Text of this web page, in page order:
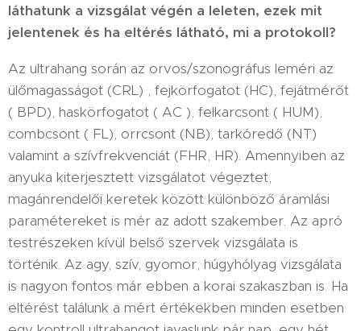
láthatunk a vizsgálat végén a leleten, ezek mit
jelentenek és ha eltérés látható, mi a protokoll?
Az ultrahang során az orvos/szonográfus leméri az
ülőmagasságot (CRL) , fejkörfogatot (HC), fejátmérőt
( BPD), haskörfogatot ( AC ), felkarcsont ( HUM),
combcsont ( FL), orrcsont (NB), tarkóredő (NT)
valamint a szívfrekvenciát (FHR, HR). Amennyiben az
anyuka kiterjesztett vizsgálatot végeztet,
magánrendelői keretek között különböző áramlási
paramétereket is mér az adott szakember. Az apró
testrészeken kívül belső szervek vizsgálata is
történik. Az agy, szív, gyomor, húgyhólyag vizsgálata
is nagyon fontos már ebben a korai szakaszban is. Ha
eltérést találunk a mért értékekben minden esetben